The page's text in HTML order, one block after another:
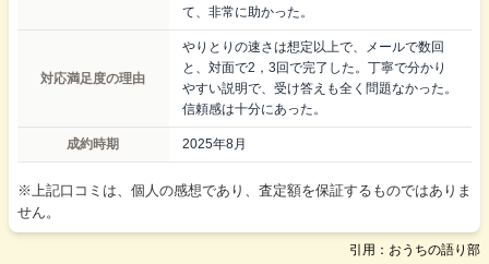
て、非常に助かった。
対応満足度の理由
やりとりの速さは想定以上で、メールで数回
と、対面で2，3回で完了した。丁寧で分かり
やすい説明で、受け答えも全く問題なかった。
信頼感は十分にあった。
成約時期 2025年8月
※上記口コミは、個人の感想であり、査定額を保証するものではありま
せん。
引用：おうちの語り部